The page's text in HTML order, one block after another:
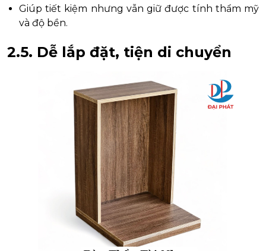
Giúp tiết kiệm nhưng vẫn giữ được tính thẩm mỹ
và độ bền.
2.5. Dễ lắp đặt, tiện di chuyển